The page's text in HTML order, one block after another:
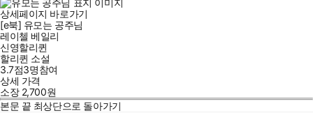
상세페이지 바로가기
[e북] 유모는 공주님
레이첼 베일리
신영할리퀸
할리퀸 소설
3.7점3명참여
상세 가격
소장 2,700원
본문 끝 최상단으로 돌아가기